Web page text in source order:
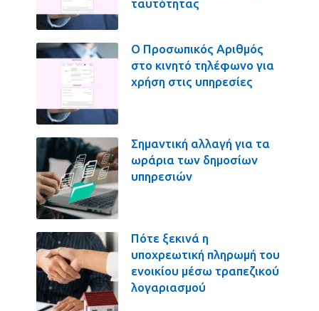
ταυτότητας
Ο Προσωπικός Αριθμός
στο κινητό τηλέφωνο για
χρήση στις υπηρεσίες
Σημαντική αλλαγή για τα
ωράρια των δημοσίων
υπηρεσιών
Πότε ξεκινά η
υποχρεωτική πληρωμή του
ενοικίου μέσω τραπεζικού
λογαριασμού